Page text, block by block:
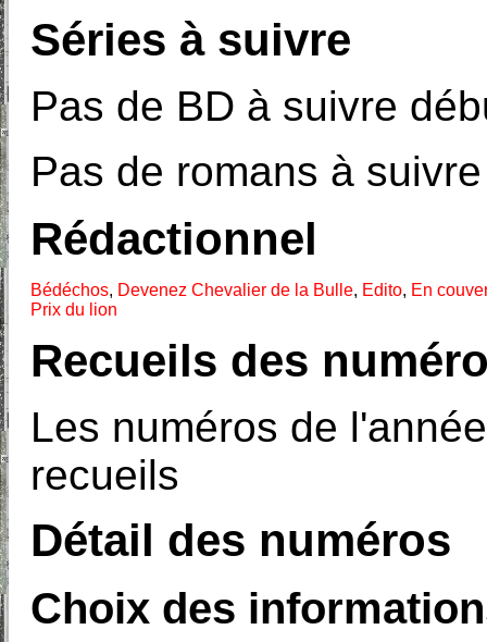
Séries à suivre
Pas de BD à suivre
Pas de romans à
Rédactionnel
Bédéchos, Devenez Chevalier de la Bulle, Edito, En
Prix du lion
Recueils des
Les numéros de
recueils
Détail des numéros
Choix des